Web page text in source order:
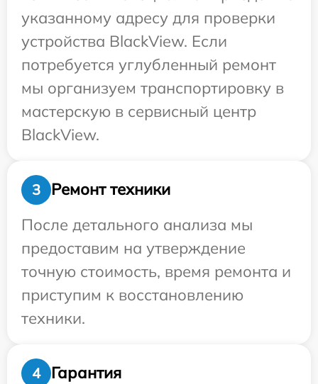
указанному адресу для проверки
устройства BlackView. Если
потребуется углубленный ремонт
мы организуем транспортировку в
мастерскую в сервисный центр
BlackView.
3
Ремонт техники
После детального анализа мы
предоставим на утверждение
точную стоимость, время ремонта и
приступим к восстановлению
техники.
4
Гарантия